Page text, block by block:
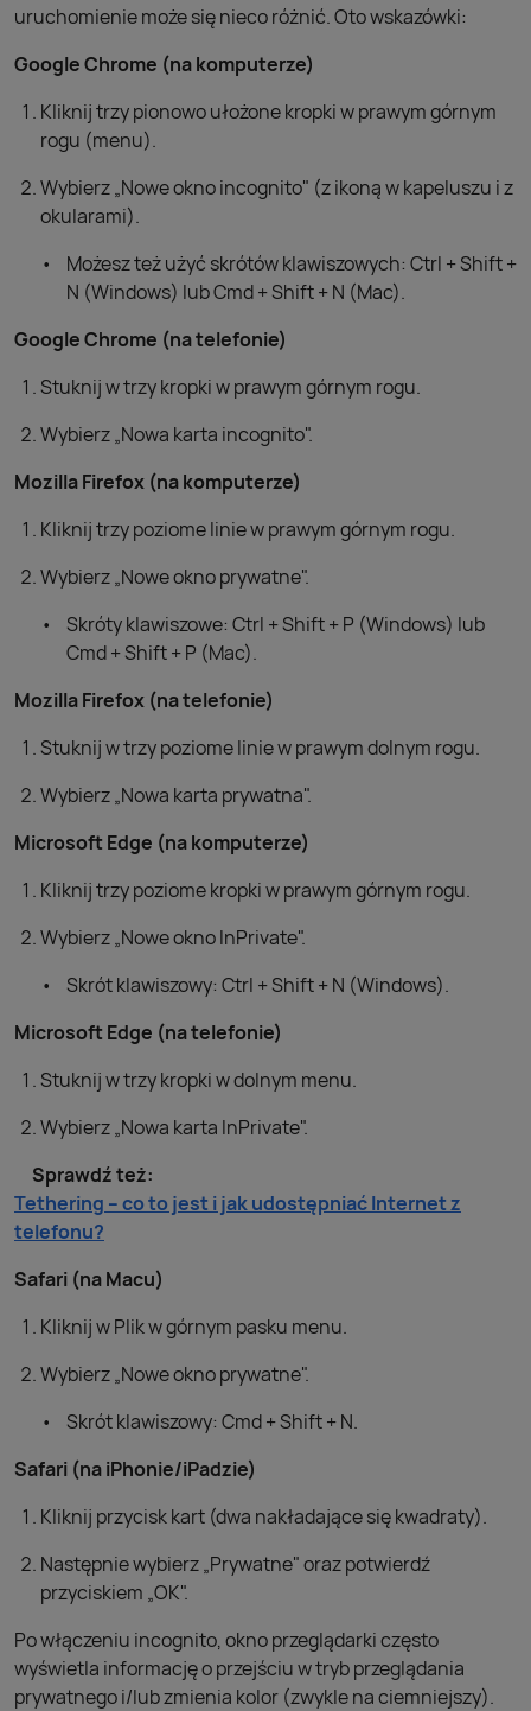
uruchomienie może się nieco różnić. Oto wskazówki:
Google Chrome (na komputerze)
Kliknij trzy pionowo ułożone kropki w prawym górnym
rogu (menu).
Wybierz „Nowe okno incognito" (z ikoną w kapeluszu i z
okularami).
Możesz też użyć skrótów klawiszowych: Ctrl + Shift +
N (Windows) lub Cmd + Shift + N (Mac).
Google Chrome (na telefonie)
Stuknij w trzy kropki w prawym górnym rogu.
Wybierz „Nowa karta incognito".
Mozilla Firefox (na komputerze)
Kliknij trzy poziome linie w prawym górnym rogu.
Wybierz „Nowe okno prywatne".
Skróty klawiszowe: Ctrl + Shift + P (Windows) lub
Cmd + Shift + P (Mac).
Mozilla Firefox (na telefonie)
Stuknij w trzy poziome linie w prawym dolnym rogu.
Wybierz „Nowa karta prywatna".
Microsoft Edge (na komputerze)
Kliknij trzy poziome kropki w prawym górnym rogu.
Wybierz „Nowe okno InPrivate".
Skrót klawiszowy: Ctrl + Shift + N (Windows).
Microsoft Edge (na telefonie)
Stuknij w trzy kropki w dolnym menu.
Wybierz „Nowa karta InPrivate".
Sprawdź też:
Tethering – co to jest i jak udostępniać Internet z
telefonu?
Safari (na Macu)
Kliknij w Plik w górnym pasku menu.
Wybierz „Nowe okno prywatne".
Skrót klawiszowy: Cmd + Shift + N.
Safari (na iPhonie/iPadzie)
Kliknij przycisk kart (dwa nakładające się kwadraty).
Następnie wybierz „Prywatne" oraz potwierdź
przyciskiem „OK".
Po włączeniu incognito, okno przeglądarki często
wyświetla informację o przejściu w tryb przeglądania
prywatnego i/lub zmienia kolor (zwykle na ciemniejszy).